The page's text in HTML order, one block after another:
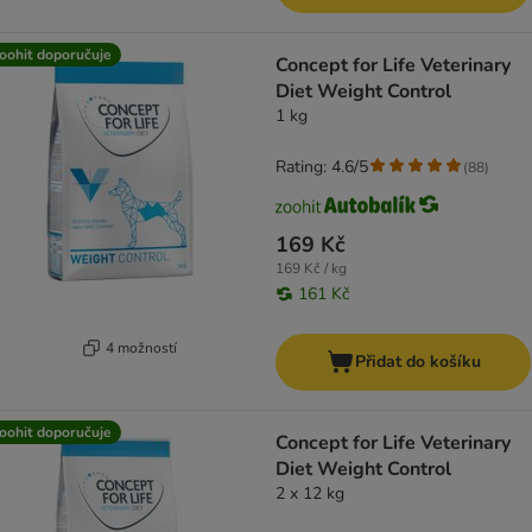
doporučuje
4 možností
Concept for Life Veterinary
Diet Weight Control
1 kg
169 Kč
169 Kč / kg
161 Kč
Rating: 4.6/5 (88)
Přidat do košíku
doporučuje
Concept for Life Veterinary
Diet Weight Control
2 x 12 kg